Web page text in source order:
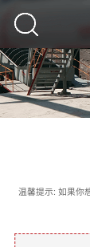
温馨提示: 如果你